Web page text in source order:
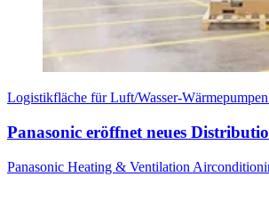
Logistikfläche für Luft/Wasser-
Panasonic eröffnet neues
Panasonic Heating & Ventilation